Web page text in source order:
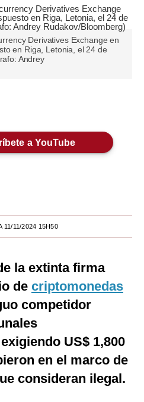
Derivatives Exchange en
en Riga, Letonia, el 24 de
Andrey
a YouTube
11/11/2024 15H50
la extinta firma
de criptomonedas
competidor
US$ 1,800
en el marco de
consideran ilegal.